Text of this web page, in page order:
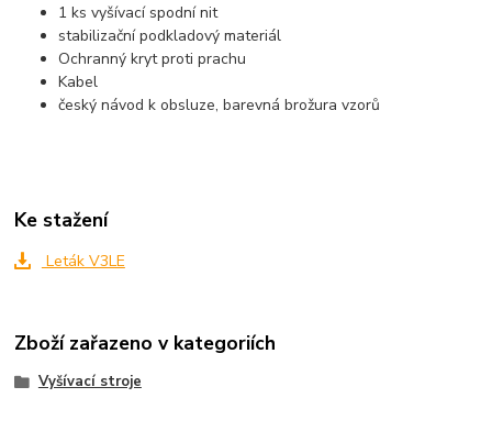
1 ks vyšívací spodní nit
stabilizační podkladový materiál
Ochranný kryt proti prachu
Kabel
český návod k obsluze, barevná brožura vzorů
Ke stažení
Leták V3LE
Zboží zařazeno v kategoriích
Vyšívací stroje